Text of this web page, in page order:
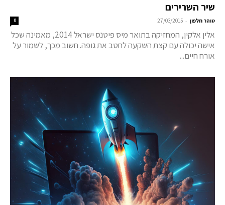
שיר השרירים
טוהר חלפון -
27/03/2015
0
אלין אלקין, המחזיקה בתואר מיס פיטנס ישראל 2014, מאמינה שכל
אישה יכולה עם קצת השקעה לחטב את גופה. חשוב מכך, לשמור על
אורח חיים...